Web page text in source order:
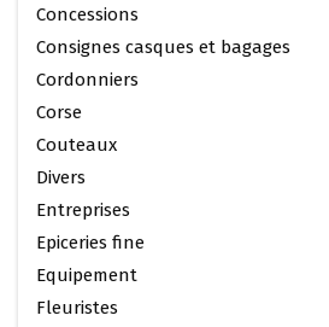
Concessions
Consignes casques et bagages
Cordonniers
Corse
Couteaux
Divers
Entreprises
Epiceries fine
Equipement
Fleuristes